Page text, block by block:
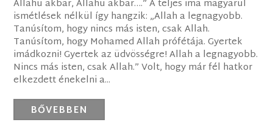
Allahu akbar, Allahu akbar….” A teljes ima magyarul
ismétlések nélkül így hangzik: „Allah a legnagyobb.
Tanúsítom, hogy nincs más isten, csak Allah.
Tanúsítom, hogy Mohamed Allah prófétája. Gyertek
imádkozni! Gyertek az üdvösségre! Allah a legnagyobb.
Nincs más isten, csak Allah.” Volt, hogy már fél hatkor
elkezdett énekelni a...
BŐVEBBEN